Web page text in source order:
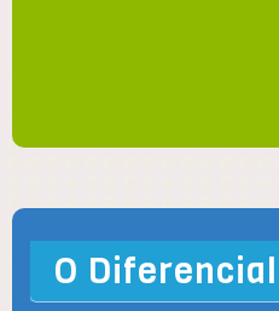
O Diferencial